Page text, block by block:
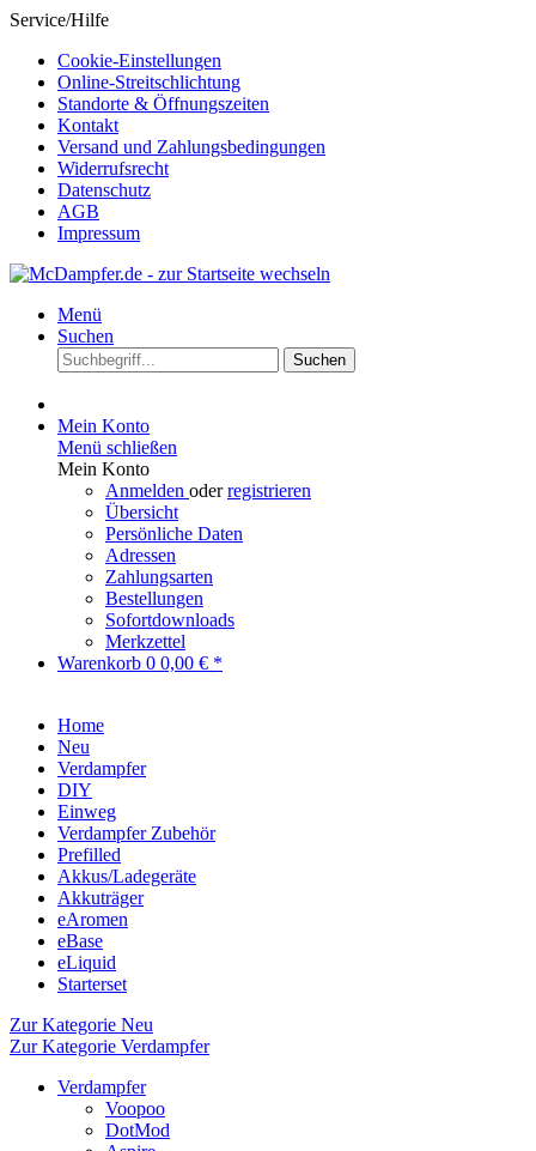
Service/Hilfe
Cookie-Einstellungen
Online-Streitschlichtung
Standorte & Öffnungszeiten
Kontakt
Versand und Zahlungsbedingungen
Widerrufsrecht
Datenschutz
AGB
Impressum
Menü
Suchen
Suchen
Mein Konto
Menü schließen
Mein Konto
Anmelden oderregistrieren
Übersicht
Persönliche Daten
Adressen
Zahlungsarten
Bestellungen
Sofortdownloads
Merkzettel
Warenkorb 0 0,00 € *
Home
Neu
Verdampfer
DIY
Einweg
Verdampfer Zubehör
Prefilled
Akkus/Ladegeräte
Akkuträger
eAromen
eBase
eLiquid
Starterset
Zur Kategorie Neu
Zur Kategorie Verdampfer
Verdampfer
Voopoo
DotMod